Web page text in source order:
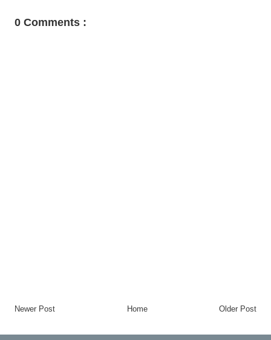
0 Comments :
Newer Post Older Post
Home